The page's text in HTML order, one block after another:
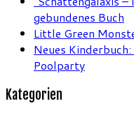
gebundenes Buch
Little Green
Neues
Poolparty
Kategorien